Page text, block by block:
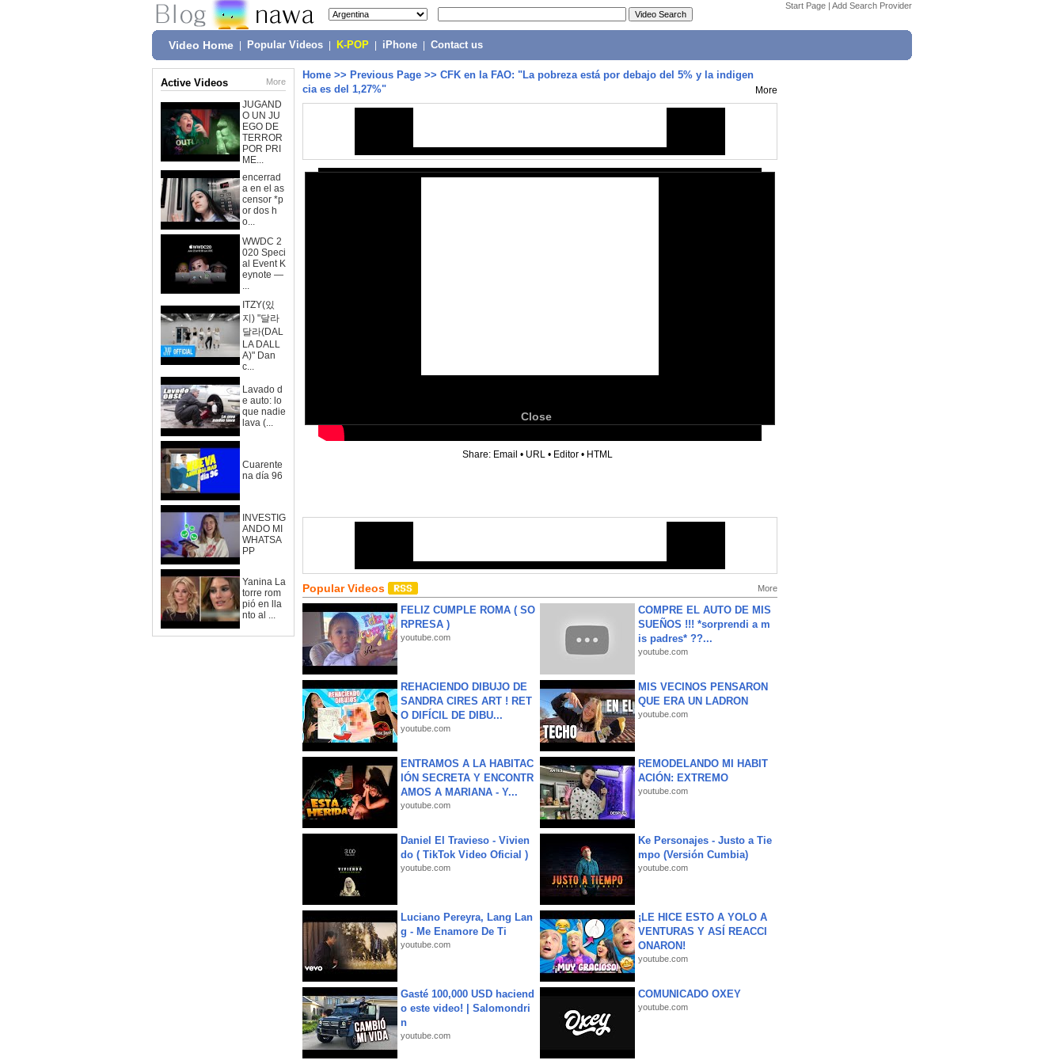
Start Page | Add Search Provider
Video Home Popular Videos K-POP iPhone Contact us
Active Videos More
JUGAND
O UN JU
EGO DE
TERROR
POR PRI
ME...
encerrad
a en el as
censor *p
or dos h
o...
WWDC 2
020 Speci
al Event K
eynote —
...
ITZY(있
지) "달라
달라(DAL
LA DALL
A)" Dan
c...
Lavado d
e auto: lo
que nadie
lava (...
Cuarente
na día 96
INVESTIG
ANDO MI
WHATSA
PP
Yanina La
torre rom
pió en lla
nto al ...
Home >> Previous Page >> CFK en la FAO: "La pobreza está por debajo del 5% y la indigen
cia es del 1,27%"
More
Close
Share: Email • URL • Editor • HTML
Popular Videos More
FELIZ CUMPLE ROMA ( SO
RPRESA )
youtube.com
COMPRE EL AUTO DE MIS
SUEÑOS !!! *sorprendi a m
is padres* ??...
youtube.com
REHACIENDO DIBUJO DE
SANDRA CIRES ART ! RET
O DIFÍCIL DE DIBU...
youtube.com
MIS VECINOS PENSARON
QUE ERA UN LADRON
youtube.com
ENTRAMOS A LA HABITAC
IÓN SECRETA Y ENCONTR
AMOS A MARIANA - Y...
youtube.com
REMODELANDO MI HABIT
ACIÓN: EXTREMO
youtube.com
Daniel El Travieso - Vivien
do ( TikTok Video Oficial )
youtube.com
Ke Personajes - Justo a Tie
mpo (Versión Cumbia)
youtube.com
Luciano Pereyra, Lang Lan
g - Me Enamore De Ti
youtube.com
¡LE HICE ESTO A YOLO A
VENTURAS Y ASÍ REACCI
ONARON!
youtube.com
Gasté 100,000 USD haciend
o este video! | Salomondri
n
youtube.com
COMUNICADO OXEY
youtube.com